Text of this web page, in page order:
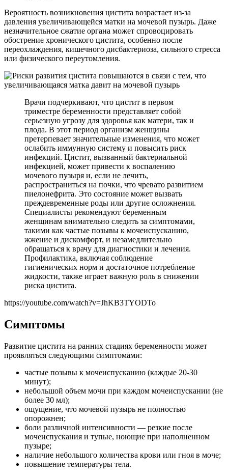
Вероятность возникновения цистита возрастает из-за
давления увеличивающейся матки на мочевой пузырь. Даже
незначительное сжатие органа может спровоцировать
обострение хронического цистита, особенно после
переохлаждения, кишечного дисбактериоза, сильного стресса
или физического переутомления.
Врачи подчеркивают, что цистит в первом
триместре беременности представляет собой
серьезную угрозу для здоровья как матери, так и
плода. В этот период организм женщины
претерпевает значительные изменения, что может
ослабить иммунную систему и повысить риск
инфекций. Цистит, вызванный бактериальной
инфекцией, может привести к воспалению
мочевого пузыря и, если не лечить,
распространиться на почки, что чревато развитием
пиелонефрита. Это состояние может вызвать
преждевременные роды или другие осложнения.
Специалисты рекомендуют беременным
женщинам внимательно следить за симптомами,
такими как частые позывы к мочеиспусканию,
жжение и дискомфорт, и незамедлительно
обращаться к врачу для диагностики и лечения.
Профилактика, включая соблюдение
гигиенических норм и достаточное потребление
жидкости, также играет важную роль в снижении
риска цистита.
https://youtube.com/watch?v=JhKB3TYODTo
Симптомы
Развитие цистита на ранних стадиях беременности может
проявляться следующими симптомами:
частые позывы к мочеиспусканию (каждые 20-30
минут);
небольшой объем мочи при каждом мочеиспускании (не
более 30 мл);
ощущение, что мочевой пузырь не полностью
опорожнен;
боли различной интенсивности — резкие после
мочеиспускания и тупые, ноющие при наполненном
пузыре;
наличие небольшого количества крови или гноя в моче;
повышение температуры тела.